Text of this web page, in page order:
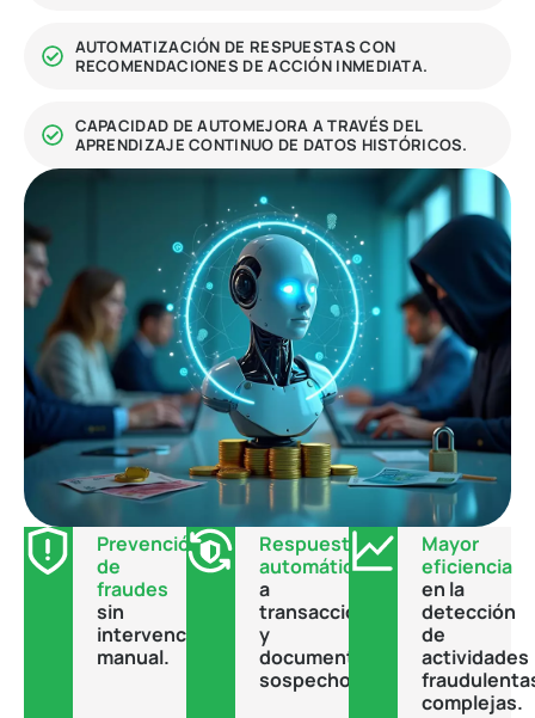
AUTOMATIZACIÓN DE RESPUESTAS CON
RECOMENDACIONES DE ACCIÓN INMEDIATA.
CAPACIDAD DE AUTOMEJORA A TRAVÉS DEL
APRENDIZAJE CONTINUO DE DATOS HISTÓRICOS.
Prevención
de
fraudes
sin
intervención
manual.
Respuesta
automática
a
transacciones
y
documentos
sospechosos.
Mayor
eficiencia
en la
detección
de
actividades
complejas.